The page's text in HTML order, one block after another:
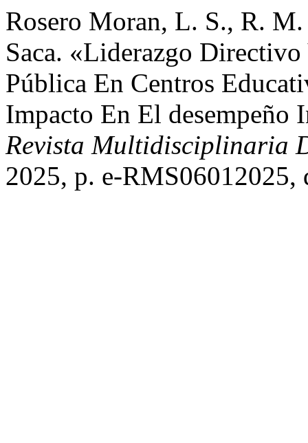
Rosero Moran, L. S., R.
Saca. «Liderazgo
Pública En Centros
Impacto En El
Revista Multidisciplinaria
2025, p. e-